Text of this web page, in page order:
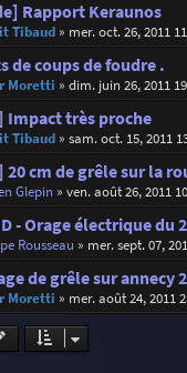
Rapport Keraunos
Tibaud» mer. oct. 26, 2011
de coups de foudre .
Moretti » dim. juin 26, 2011
Impact très proche
Tibaud» sam. oct. 15, 2011
20 cm de grêle sur la
Glepin» ven. août 26, 2011
- Orage électrique du
Rousseau » mer. sept. 07,
de grêle sur annecy
Moretti » mer. août 24, 2011